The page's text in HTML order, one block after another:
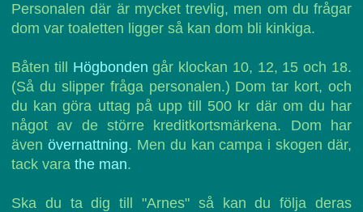
Personalen där är mycket trevlig, men om du frågar
dom var toaletten ligger så kan dom bli kinkiga.
Båten till Högbonden går klockan 10, 12, 15 och 18.
(Så du slipper fråga personalen.) Dom tar kort, och
du kan göra uttag på upp till 500 kr där om du har
något av de större kreditkortsmärkena. Dom har
även övernattning. Men du kan campa i skogen där,
tack vara the man.
Ska du ta dig till "Arnes" så kan du följa deras